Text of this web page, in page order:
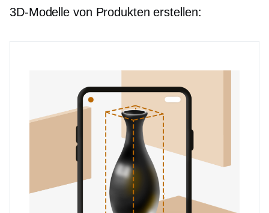
3D-Modelle von Produkten erstellen: